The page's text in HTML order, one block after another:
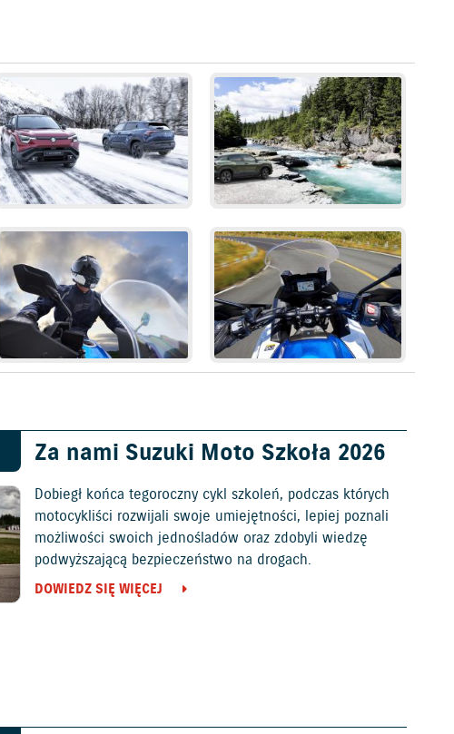
Za nami Suzuki Moto Szkoła 2026
Dobiegł końca tegoroczny cykl szkoleń, podczas których
motocykliści rozwijali swoje umiejętności, lepiej poznali
możliwości swoich jednośladów oraz zdobyli wiedzę
podwyższającą bezpieczeństwo na drogach.
DOWIEDZ SIĘ WIĘCEJ